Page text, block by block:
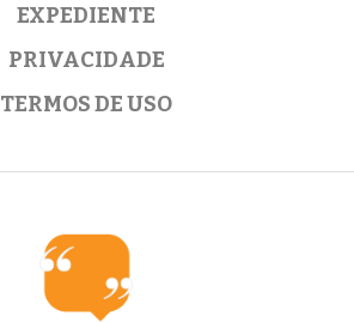
EXPEDIENTE
PRIVACIDADE
TERMOS DE USO